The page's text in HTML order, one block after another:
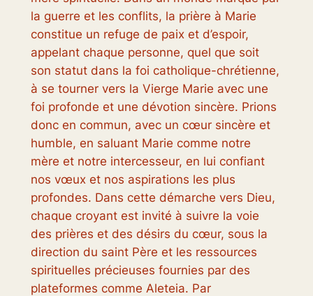
la guerre et les conflits, la prière à Marie
constitue un refuge de paix et d’espoir,
appelant chaque personne, quel que soit
son statut dans la foi catholique-chrétienne,
à se tourner vers la Vierge Marie avec une
foi profonde et une dévotion sincère. Prions
donc en commun, avec un cœur sincère et
humble, en saluant Marie comme notre
mère et notre intercesseur, en lui confiant
nos vœux et nos aspirations les plus
profondes. Dans cette démarche vers Dieu,
chaque croyant est invité à suivre la voie
des prières et des désirs du cœur, sous la
direction du saint Père et les ressources
spirituelles précieuses fournies par des
plateformes comme Aleteia. Par